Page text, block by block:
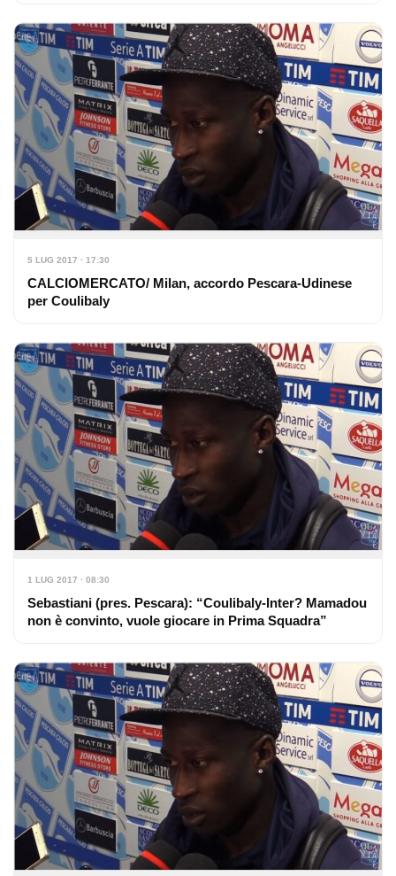
5 LUG 2017 · 17:30
CALCIOMERCATO/ Milan, accordo Pescara-Udinese
per Coulibaly
1 LUG 2017 · 08:30
Sebastiani (pres. Pescara): “Coulibaly-Inter? Mamadou
non è convinto, vuole giocare in Prima Squadra”